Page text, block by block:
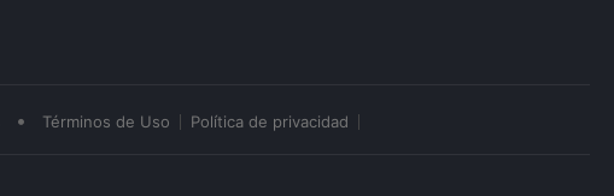
• Términos de Uso Política de privacidad